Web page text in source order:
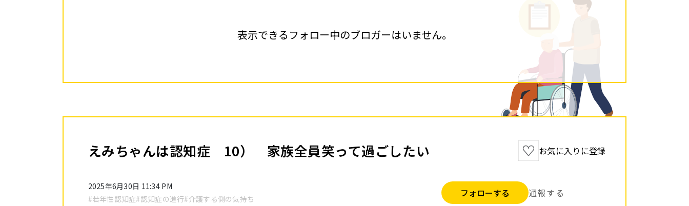
表示できるフォロー中のブロガーはいません。
えみちゃんは認知症 10） 家族全員笑って過ごしたい お気に入りに登録
2025年6月30日 11:34 PM
#若年性認知症#認知症の進行#介護する側の気持ち フォローする
通報する